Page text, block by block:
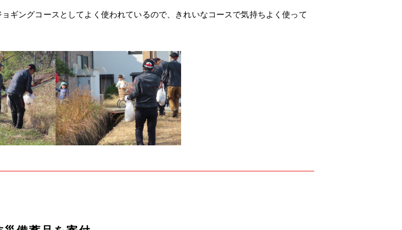
ギングコースとしてよく使われているので、きれいなコースで気持ちよく使って